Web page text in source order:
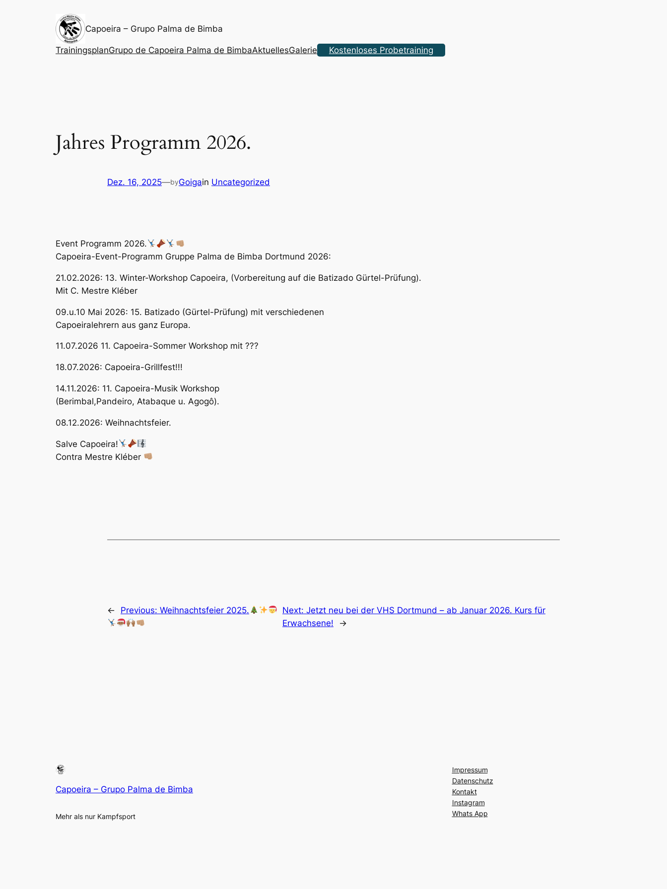
Capoeira – Grupo Palma de Bimba
TrainingsplanGrupo de Capoeira Palma de BimbaAktuellesGalerie Kostenloses Probetraining
Jahres Programm 2026.
Dez. 16, 2025—byGoigain Uncategorized
Event Programm 2026.
Capoeira-Event-Programm Gruppe Palma de Bimba Dortmund 2026:
21.02.2026: 13. Winter-Workshop Capoeira, (Vorbereitung auf die Batizado Gürtel-Prüfung).
Mit C. Mestre Kléber
09.u.10 Mai 2026: 15. Batizado (Gürtel-Prüfung) mit verschiedenen
Capoeiralehrern aus ganz Europa.
11.07.2026 11. Capoeira-Sommer Workshop mit ???
18.07.2026: Capoeira-Grillfest!!!
14.11.2026: 11. Capoeira-Musik Workshop
(Berimbal,Pandeiro, Atabaque u. Agogô).
08.12.2026: Weihnachtsfeier.
Salve Capoeira!
Contra Mestre Kléber
← Previous: Weihnachtsfeier 2025. Next:Jetzt neu bei der VHS Dortmund – ab Januar 2026. Kurs für
Erwachsene!
→
Capoeira – Grupo Palma de Bimba
Mehr als nur Kampfsport
Impressum
Datenschutz
Kontakt
Instagram
Whats App